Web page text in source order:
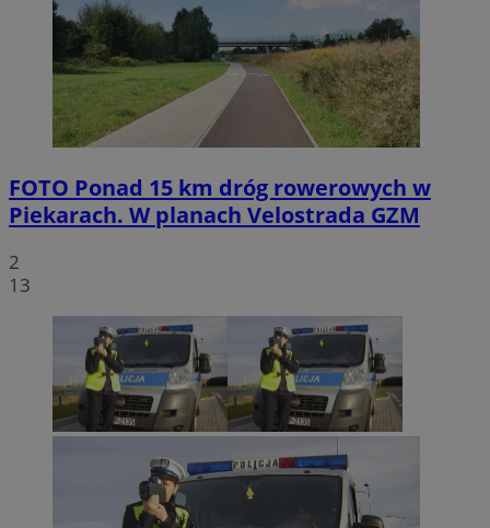
FOTO Ponad 15 km dróg rowerowych w
Piekarach. W planach Velostrada GZM
2
13